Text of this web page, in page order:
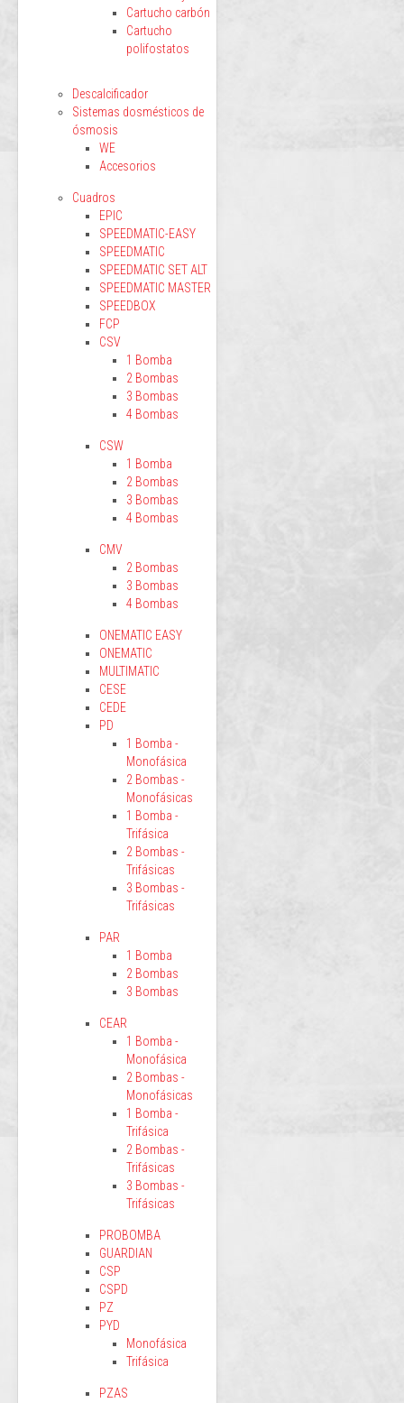
Cartucho carbón
Cartucho
polifostatos
Descalcificador
Sistemas dosmésticos de
ósmosis
WE
Accesorios
Cuadros
EPIC
SPEEDMATIC-EASY
SPEEDMATIC
SPEEDMATIC SET ALT
SPEEDMATIC MASTER
SPEEDBOX
FCP
CSV
1 Bomba
2 Bombas
3 Bombas
4 Bombas
CSW
1 Bomba
2 Bombas
3 Bombas
4 Bombas
CMV
2 Bombas
3 Bombas
4 Bombas
ONEMATIC EASY
ONEMATIC
MULTIMATIC
CESE
CEDE
PD
1 Bomba -
Monofásica
2 Bombas -
Monofásicas
1 Bomba -
Trifásica
2 Bombas -
Trifásicas
3 Bombas -
Trifásicas
PAR
1 Bomba
2 Bombas
3 Bombas
CEAR
1 Bomba -
Monofásica
2 Bombas -
Monofásicas
1 Bomba -
Trifásica
2 Bombas -
Trifásicas
3 Bombas -
Trifásicas
PROBOMBA
GUARDIAN
CSP
CSPD
PZ
PYD
Monofásica
Trifásica
PZAS